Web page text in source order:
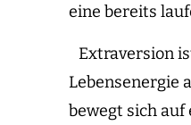
eine bereits
Extraversion
Lebensenergie
bewegt sich